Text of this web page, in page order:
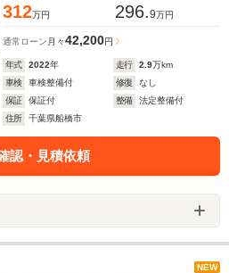
312万円 296.9万円
通常ローン 月々42,200円
年式 2022年 走行 2.9万km
車検
車検整備付 修復
なし
保証
保証付 整備
法定整備付
住所
千葉県船橋市
認・見積依頼
NEW